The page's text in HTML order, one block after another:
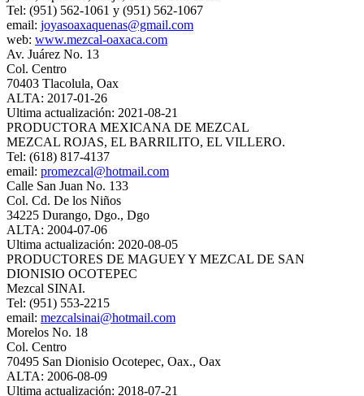
Tel: (951) 562-1061 y (951) 562-1067
email: joyasoaxaquenas@gmail.com
web: www.mezcal-oaxaca.com
Av. Juárez No. 13
Col. Centro
70403 Tlacolula, Oax
ALTA: 2017-01-26
Ultima actualización: 2021-08-21
PRODUCTORA MEXICANA DE MEZCAL
MEZCAL ROJAS, EL BARRILITO, EL VILLERO.
Tel: (618) 817-4137
email: promezcal@hotmail.com
Calle San Juan No. 133
Col. Cd. De los Niños
34225 Durango, Dgo., Dgo
ALTA: 2004-07-06
Ultima actualización: 2020-08-05
PRODUCTORES DE MAGUEY Y MEZCAL DE SAN
DIONISIO OCOTEPEC
Mezcal SINAI.
Tel: (951) 553-2215
email: mezcalsinai@hotmail.com
Morelos No. 18
Col. Centro
70495 San Dionisio Ocotepec, Oax., Oax
ALTA: 2006-08-09
Ultima actualización: 2018-07-21